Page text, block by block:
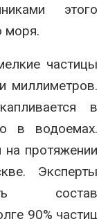
этого
моря.
частицы
миллиметров.
в
в водоемах.
на протяжении
Эксперты
состав
90% частиц